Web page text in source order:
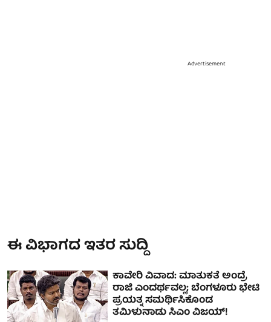
Advertisement
ಈ ವಿಭಾಗದ ಇತರ ಸುದ್ದಿ
ಕಾವೇರಿ ವಿವಾದ: ಮಾತುಕತೆ ಅಂದ್ರೆ
ರಾಜಿ ಎಂದರ್ಥವಲ್ಲ; ಬೆಂಗಳೂರು ಭೇಟಿ
ಪ್ರಯತ್ನ ಸಮರ್ಥಿಸಿಕೊಂಡ
ತಮಿಳುನಾಡು ಸಿಎಂ ವಿಜಯ್!